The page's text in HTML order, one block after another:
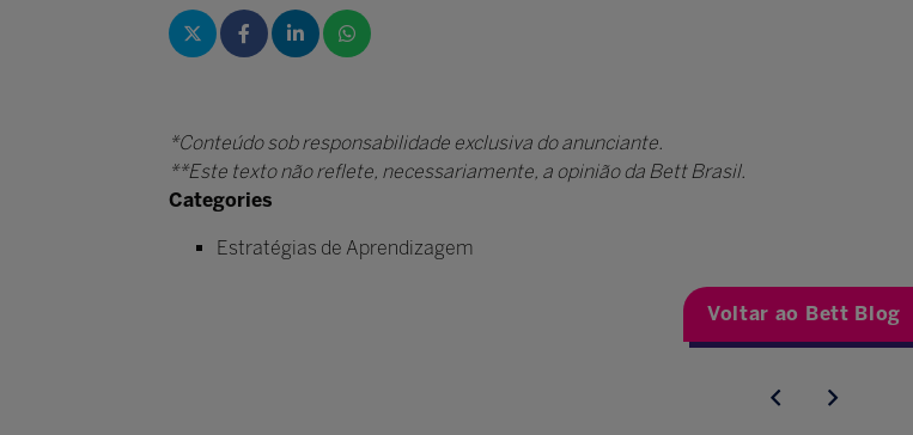
*Conteúdo sob responsabilidade exclusiva do anunciante.
**Este texto não reflete, necessariamente, a opinião da Bett Brasil.
Categories
Estratégias de Aprendizagem
Voltar ao Bett Blog